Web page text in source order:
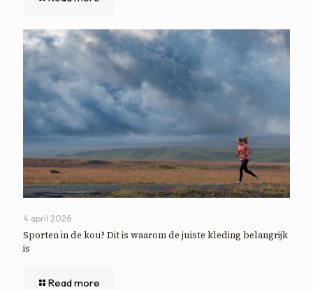
4 april 2026
Sporten in de kou? Dit is waarom de juiste kleding belangrijk
is
Read more